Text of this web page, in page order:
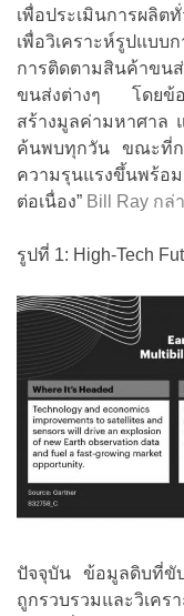
เพื่อประเมินการผลิ
เพื่อวิเคราะห์รูปแบ
การติดตามสินค้าขนส่
ขนส่งต่างๆ โดยข้อ
สร้างมูลค่ามหาศาล
ค้นพบทุกวัน ขณะที่ก
ความรุนแรงขึ้นพร้อ
ต่อเนื่อง” Bill Ray กล่
รูปที่ 1: High-Tech
ปัจจุบัน ข้อมูลดิบที่ขับ
ถูกรวบรวมและวิเค